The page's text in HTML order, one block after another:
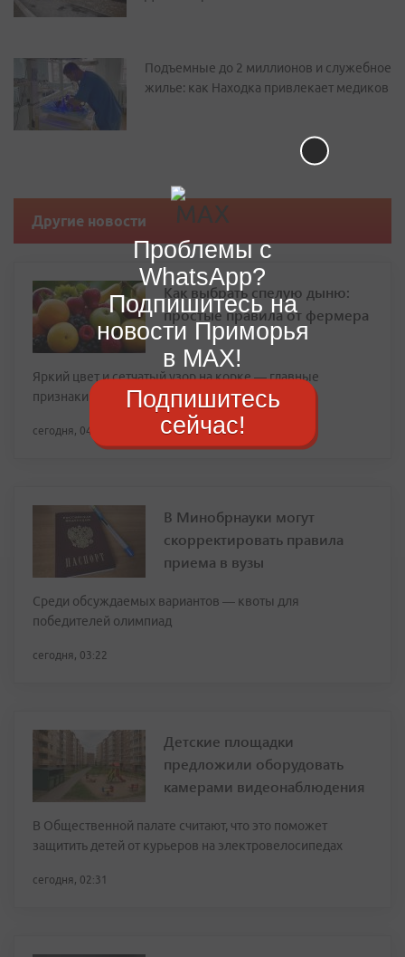
Подъемные до 2 миллионов и служебное
жилье: как Находка привлекает медиков
Другие новости
Как выбрать спелую дыню:
простые правила от фермера
Яркий цвет и сетчатый узор на корке — главные
признаки зрелости
сегодня, 04:29
В Минобрнауки могут
скорректировать правила
приема в вузы
Среди обсуждаемых вариантов — квоты для
победителей олимпиад
сегодня, 03:22
Детские площадки
предложили оборудовать
камерами видеонаблюдения
В Общественной палате считают, что это поможет
защитить детей от курьеров на электровелосипедах
сегодня, 02:31
Проблемы с
WhatsApp?
Подпишитесь на
новости Приморья
в MAX!
Подпишитесь
сейчас!